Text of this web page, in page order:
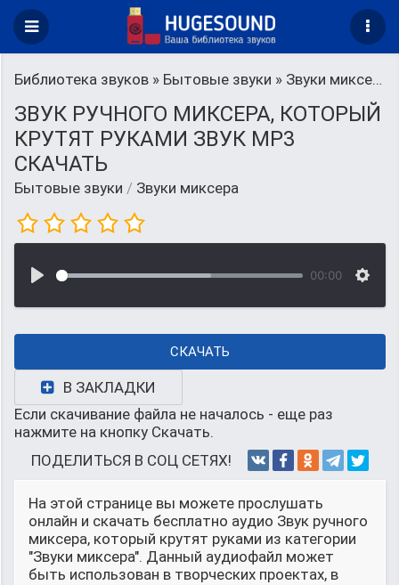
Библиотека звуков » Бытовые звуки » Звуки миксера
ЗВУК РУЧНОГО МИКСЕРА, КОТОРЫЙ
КРУТЯТ РУКАМИ ЗВУК MP3
СКАЧАТЬ
Бытовые звуки / Звуки миксера
00:00
СКАЧАТЬ
В ЗАКЛАДКИ
Если скачивание файла не началось - еще раз
нажмите на кнопку Скачать.
ПОДЕЛИТЬСЯ В СОЦ СЕТЯХ!
На этой странице вы можете прослушать
онлайн и скачать бесплатно аудио Звук ручного
миксера, который крутят руками из категории
"Звуки миксера". Данный аудиофайл может
быть использован в творческих проектах, в